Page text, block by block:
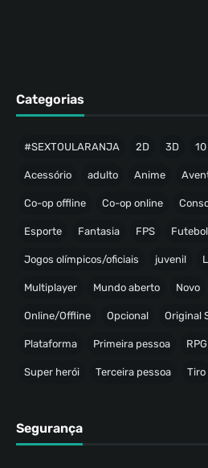
Categorias
#SEXTOULARANJA 2D 3D 10
Acessório adulto Anime
Co-op offline Co-op online
Esporte Fantasia FPS Futebol
Jogos olímpicos/oficiais juvenil
Multiplayer Mundo aberto Novo
Online/Offline Opcional Original
Plataforma Primeira pessoa RPG
Super herói Terceira pessoa Tiro
Segurança